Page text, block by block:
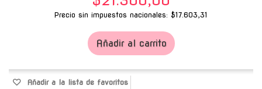
Precio sin impuestos nacionales: $17.603,31
Añadir al carrito
Añadir a la lista de favoritos